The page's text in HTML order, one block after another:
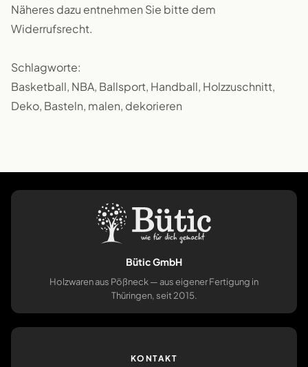
Näheres dazu entnehmen Sie bitte dem
Widerrufsrecht.
Schlagworte:
Basketball, NBA, Ballsport, Handball, Holzzuschnitt,
Deko, Basteln, malen, dekorieren
Bütic GmbH
Holzwaren aus Pößneck — aus eigener Fertigung in
Thüringen, seit 2015.
KONTAKT